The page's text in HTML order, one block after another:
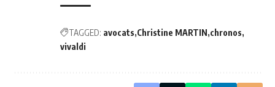
TAGGED: avocats Christine MARTIN chronos
vivaldi